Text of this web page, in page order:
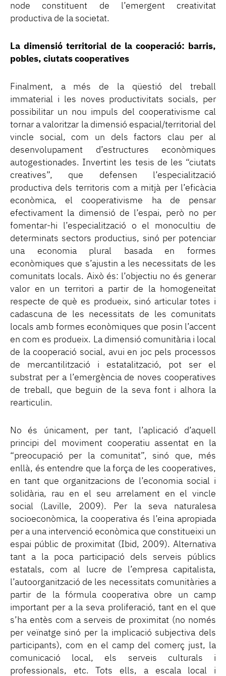
node constituent de l’emergent creativitat
productiva de la societat.
La dimensió territorial de la cooperació: barris,
pobles, ciutats cooperatives
Finalment, a més de la qüestió del treball
immaterial i les noves productivitats socials, per
possibilitar un nou impuls del cooperativisme cal
tornar a valoritzar la dimensió espacial/territorial del
vincle social, com un dels factors clau per al
desenvolupament d’estructures econòmiques
autogestionades. Invertint les tesis de les “ciutats
creatives”, que defensen l’especialització
productiva dels territoris com a mitjà per l’eficàcia
econòmica, el cooperativisme ha de pensar
efectivament la dimensió de l’espai, però no per
fomentar-hi l’especialització o el monocultiu de
determinats sectors productius, sinó per potenciar
una economia plural basada en formes
econòmiques que s’ajustin a les necessitats de les
comunitats locals. Això és: l’objectiu no és generar
valor en un territori a partir de la homogeneïtat
respecte de què es produeix, sinó articular totes i
cadascuna de les necessitats de les comunitats
locals amb formes econòmiques que posin l’accent
en com es produeix. La dimensió comunitària i local
de la cooperació social, avui en joc pels processos
de mercantilització i estatalització, pot ser el
substrat per a l’emergència de noves cooperatives
de treball, que beguin de la seva font i alhora la
rearticulin.
No és únicament, per tant, l’aplicació d’aquell
principi del moviment cooperatiu assentat en la
“preocupació per la comunitat”, sinó que, més
enllà, és entendre que la força de les cooperatives,
en tant que organitzacions de l’economia social i
solidària, rau en el seu arrelament en el vincle
social (Laville, 2009). Per la seva naturalesa
socioeconòmica, la cooperativa és l’eina apropiada
per a una intervenció econòmica que constitueixi un
espai públic de proximitat (Ibid, 2009). Alternativa
tant a la poca participació dels serveis públics
estatals, com al lucre de l’empresa capitalista,
l’autoorganització de les necessitats comunitàries a
partir de la fórmula cooperativa obre un camp
important per a la seva proliferació, tant en el que
s’ha entès com a serveis de proximitat (no només
per veïnatge sinó per la implicació subjectiva dels
participants), com en el camp del comerç just, la
comunicació local, els serveis culturals i
professionals, etc. Tots ells, a escala local i